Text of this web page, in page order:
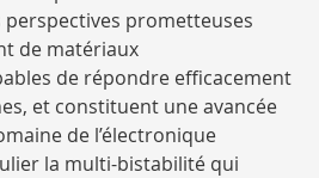
prometteuses
de matériaux
de répondre efficacement
et constituent une avancée
de l’électronique
la multi-bistabilité qui